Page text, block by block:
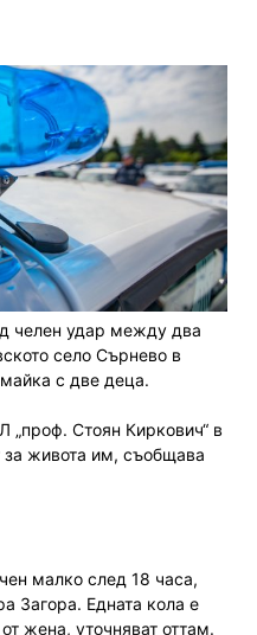
челен удар между два
село Сърнево в
с две деца.
„проф. Стоян Киркович“ в
живота им, съобщава
малко след 18 часа,
Загора. Едната кола е
жена, уточняват оттам.